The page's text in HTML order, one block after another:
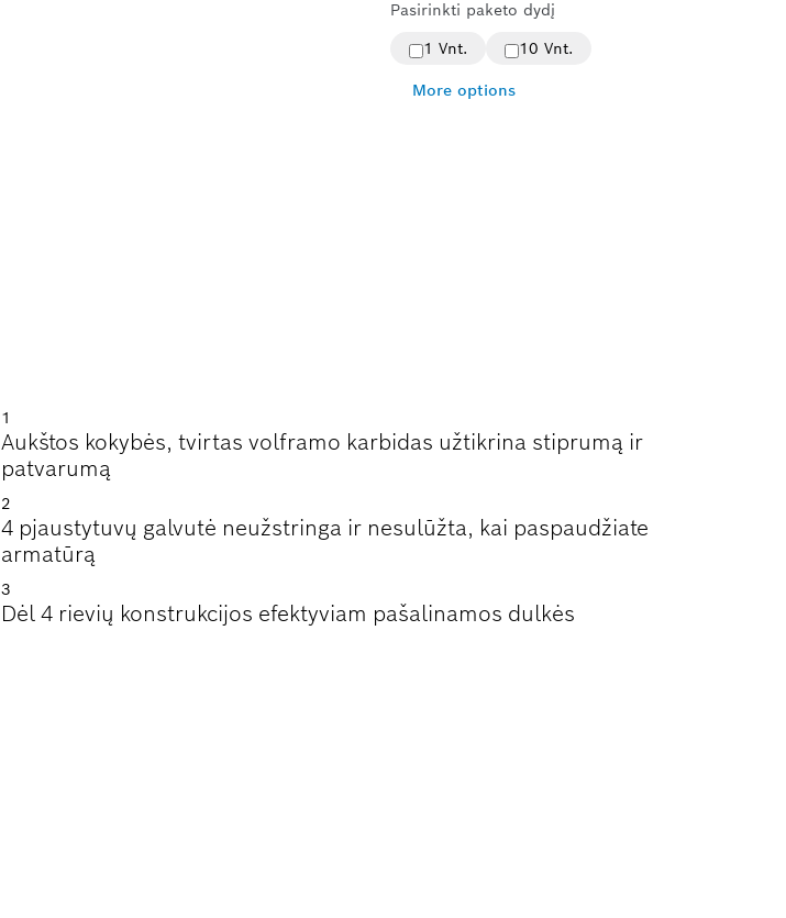
Pasirinkti paketo dydį
1 Vnt.
10 Vnt.
More options
1
Aukštos kokybės, tvirtas volframo karbidas užtikrina stiprumą ir
patvarumą
2
4 pjaustytuvų galvutė neužstringa ir nesulūžta, kai paspaudžiate
armatūrą
3
Dėl 4 rievių konstrukcijos efektyviam pašalinamos dulkės